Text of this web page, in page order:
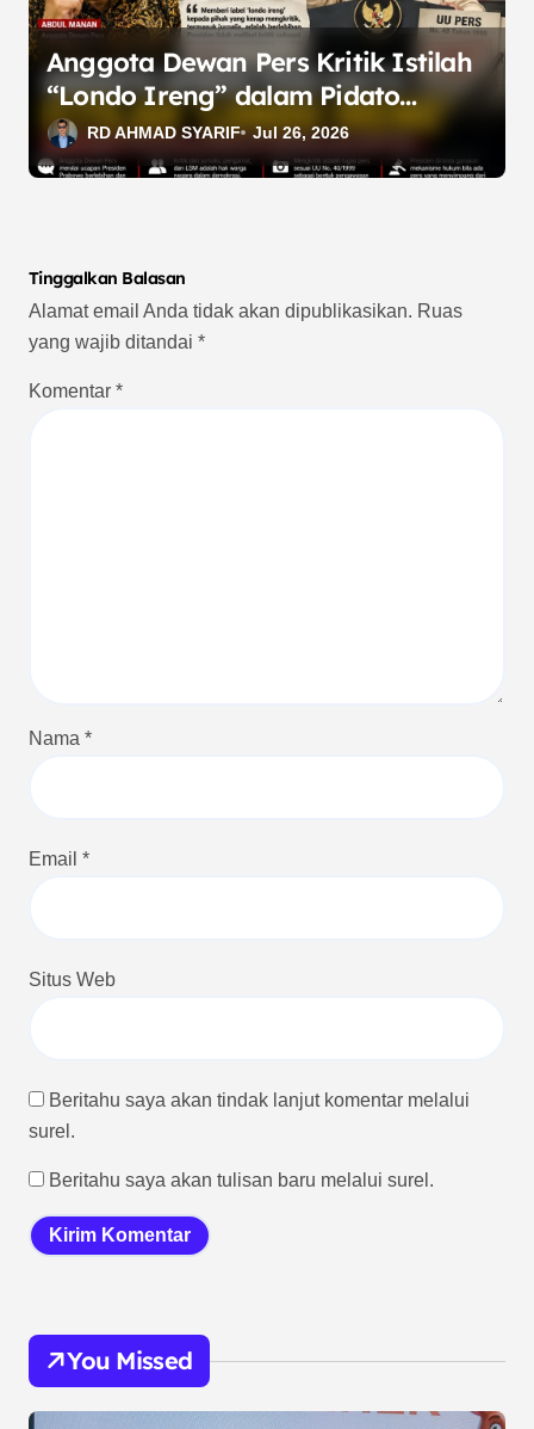
Anggota Dewan Pers Kritik Istilah
“Londo Ireng” dalam Pidato
Presiden Prabowo
RD AHMAD SYARIF Jul 26, 2026
Tinggalkan Balasan
Alamat email Anda tidak akan dipublikasikan. Ruas
yang wajib ditandai *
Komentar *
Nama *
Email *
Situs Web
Beritahu saya akan tindak lanjut komentar melalui
surel.
Beritahu saya akan tulisan baru melalui surel.
You Missed